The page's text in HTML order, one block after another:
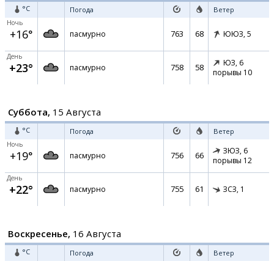
°C Погода Ветер
Ночь
+16° пасмурно 763 68 ЮЮЗ, 5
День
+23° пасмурно 758 58 ЮЗ, 6
порывы 10
Суббота, 15 Августа
°C Погода Ветер
Ночь
+19° пасмурно 756 66 ЗЮЗ, 6
порывы 12
День
+22° пасмурно 755 61 ЗСЗ, 1
Воскресенье, 16 Августа
°C Погода Ветер